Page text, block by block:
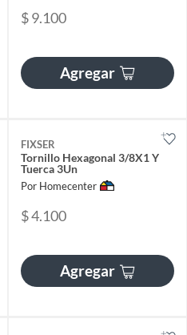
$ 9.100
Agregar
FIXSER
Tornillo Hexagonal 3/8X1 Y
Tuerca 3Un
Por Homecenter
$ 4.100
Agregar